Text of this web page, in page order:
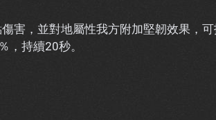
害，並對地屬性我方附加堅韌效果，
，持續20秒。